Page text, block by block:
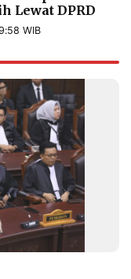
Lewat DPRD
WIB